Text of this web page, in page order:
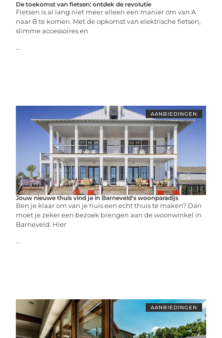
De toekomst van fietsen: ontdek de revolutie
Fietsen is al lang niet meer alleen een manier om van A
naar B te komen. Met de opkomst van elektrische fietsen,
slimme accessoires en
...
AANBIEDINGEN
Jouw nieuwe thuis vind je in Barneveld's woonparadijs
Ben je klaar om van je huis een echt thuis te maken? Dan
moet je zeker een bezoek brengen aan de woonwinkel in
Barneveld. Hier
...
AANBIEDINGEN